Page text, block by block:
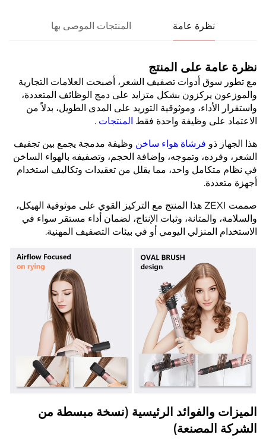
نظرة عامة المنتجات الموصى بها
نظرة عامة على المنتج
مع تطور سوق أدوات تصفيف الشعر، أصبحت العلامات التجارية
والموزعون يركزون بشكل متزايد على دمج الوظائف المتعددة،
واستقرار الأداء، وموثوقية التوريد على المدى الطويل، بدلاً من
الاعتماد على وظيفة واحدة فقط المنتجات .
هذا الجهاز ذو فرشاة هواء ساخن وظيفة مدمجة يجمع بين تجفيف
الشعر، وفرده، وتموجه، وإضافة الحجم، وتصفيفه بالهواء الساخن
في نظام متكامل واحد، مما يقلل من تعقيدات وتكاليف استخدام
أجهزة متعددة.
صممت ZEXI هذا المنتج مع التركيز القوي على موثوقية الهيكل،
والسلامة، والمتانة، وثبات الإنتاج، لضمان أداء مستقر سواء في
الاستخدام المنزلي اليومي أو في بيئات التصفيف المهنية.
الميزات والفوائد الرئيسية (نسخة مبسطة من
الشركة المصنعة)